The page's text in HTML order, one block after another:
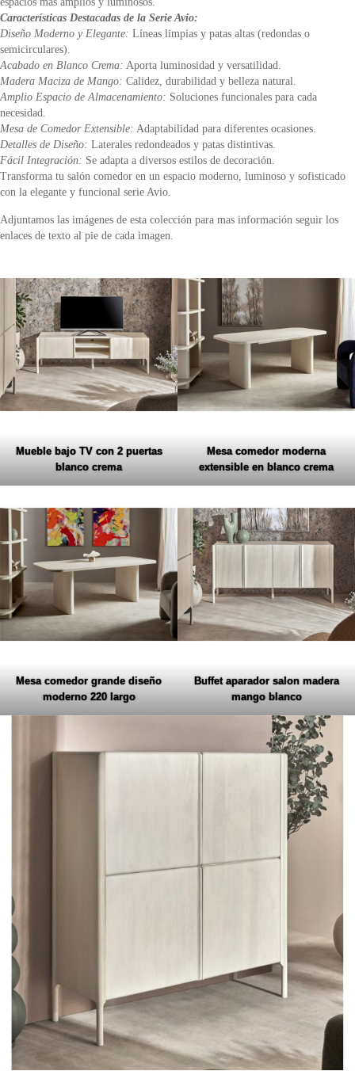
Características Destacadas de la Serie Avio:
Diseño Moderno y Elegante: Líneas limpias y patas altas (redondas o
semicirculares).
Acabado en Blanco Crema: Aporta luminosidad y versatilidad.
Madera Maciza de Mango: Calidez, durabilidad y belleza natural.
Amplio Espacio de Almacenamiento: Soluciones funcionales para cada
necesidad.
Mesa de Comedor Extensible: Adaptabilidad para diferentes ocasiones.
Detalles de Diseño: Laterales redondeados y patas distintivas.
Fácil Integración: Se adapta a diversos estilos de decoración.
Transforma tu salón comedor en un espacio moderno, luminoso y sofisticado
con la elegante y funcional serie Avio.
Adjuntamos las imágenes de esta colección para mas información seguir los
enlaces de texto al pie de cada imagen.
Mueble bajo TV con 2 puertas
blanco crema
Mesa comedor moderna
extensible en blanco crema
Mesa comedor grande diseño
moderno 220 largo
Buffet aparador salon madera
mango blanco